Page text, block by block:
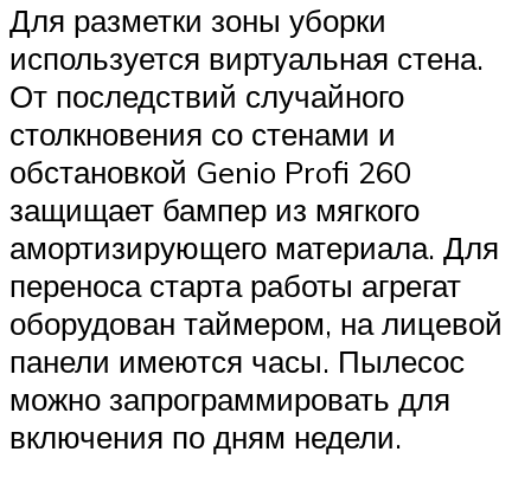
Для разметки зоны уборки
используется виртуальная стена.
От последствий случайного
столкновения со стенами и
обстановкой Genio Profi 260
защищает бампер из мягкого
амортизирующего материала. Для
переноса старта работы агрегат
оборудован таймером, на лицевой
панели имеются часы. Пылесос
можно запрограммировать для
включения по дням недели.